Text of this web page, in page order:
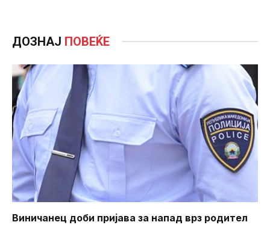
ДОЗНАЈ ПОВЕЌЕ
Виничанец доби пријава за напад врз родител